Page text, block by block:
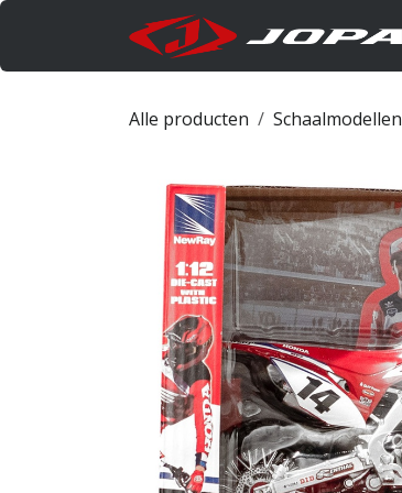
Overslaan naar inhoud
Alle producten Schaalmodellen